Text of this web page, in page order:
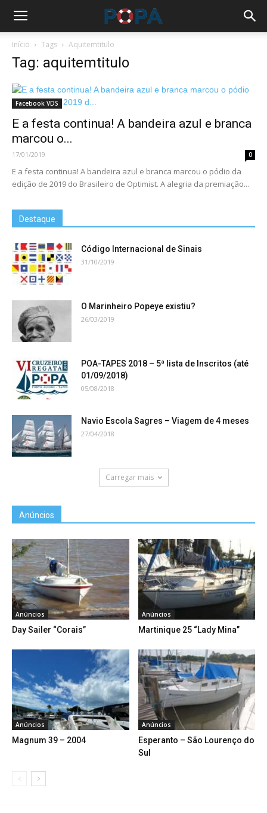
Início Tags Aquitemtitulo
Tag: aquitemtitulo
Facebook VDS
E a festa continua! A bandeira azul e branca
marcou o...
17/01/2019 0
E a festa continua! A bandeira azul e branca marcou o pódio da
edição de 2019 do Brasileiro de Optimist. A alegria da premiação...
Destaque
Código Internacional de Sinais
31/10/2019
O Marinheiro Popeye existiu?
26/03/2019
POA-TAPES 2018 – 5ª lista de Inscritos (até
01/09/2018)
05/08/2018
Navio Escola Sagres – Viagem de 4 meses
27/04/2018
Carregar mais
Anúncios
Anúncios
Day Sailer “Corais”
Anúncios
Martinique 25 “Lady Mina”
Anúncios
Magnum 39 – 2004
Anúncios
Esperanto – São Lourenço do
Sul